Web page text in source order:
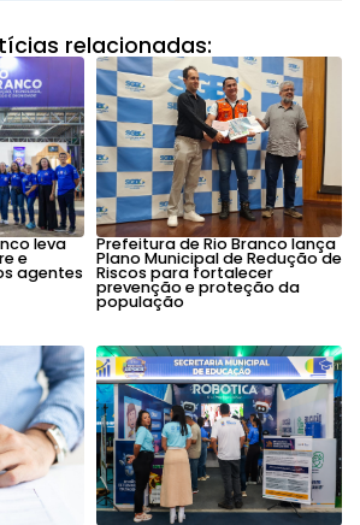
relacionadas:
leva
e
agentes
Prefeitura de Rio Branco lança
Plano Municipal de Redução de
Riscos para fortalecer
prevenção e proteção da
população